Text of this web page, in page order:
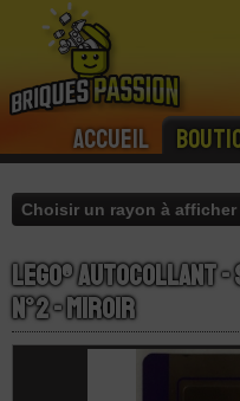
Accueil
LEGO® Autocollant
N°2 - Miroir